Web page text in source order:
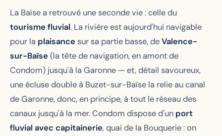
La Baïse a retrouvé une seconde vie : celle du
tourisme fluvial. La rivière est aujourd'hui navigable
pour la plaisance sur sa partie basse, deValence-
sur-Baïse (la tête de navigation, en amont de
Condom) jusqu'à la Garonne — et, détail savoureux,
une écluse double à Buzet-sur-Baïse la relie au canal
de Garonne, donc, en principe, à tout le réseau des
canaux jusqu'à la mer. Condom dispose d'un port
fluvial avec capitainerie, quai de la Bouquerie : on